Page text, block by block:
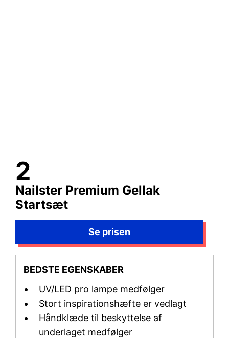
Nailster Premium Gellak
Startsæt
BEDSTE EGENSKABER
UV/LED pro lampe medfølger
Stort inspirationshæfte er vedlagt
Håndklæde til beskyttelse af
underlaget medfølger